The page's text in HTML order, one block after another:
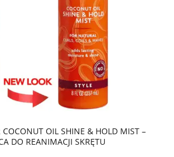
COCONUT OIL SHINE & HOLD MIST –
DO REANIMACJI SKRĘTU